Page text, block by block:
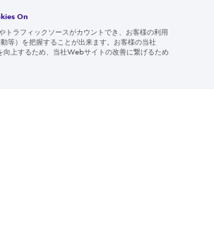
約
& Language:
Japan | JP
On
ラフィックソースがカウントでき、お客様の利用
等）を把握することが出来ます。お客様の当社
上するため、当社Webサイトの改善に繋げるため